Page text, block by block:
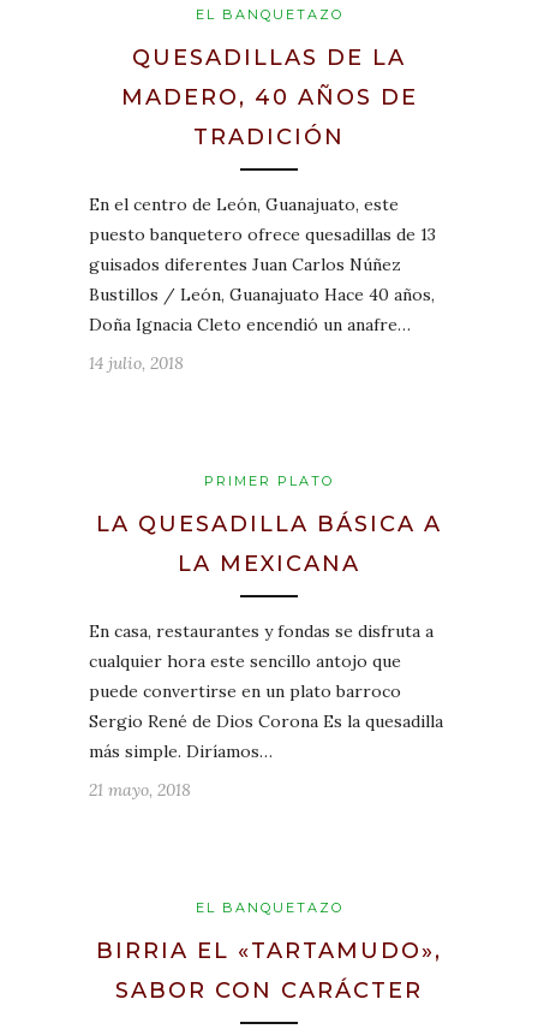
EL BANQUETAZO
QUESADILLAS DE LA
MADERO, 40 AÑOS DE
TRADICIÓN
En el centro de León, Guanajuato, este
puesto banquetero ofrece quesadillas de 13
guisados diferentes Juan Carlos Núñez
Bustillos / León, Guanajuato Hace 40 años,
Doña Ignacia Cleto encendió un anafre…
14 julio, 2018
PRIMER PLATO
LA QUESADILLA BÁSICA A
LA MEXICANA
En casa, restaurantes y fondas se disfruta a
cualquier hora este sencillo antojo que
puede convertirse en un plato barroco
Sergio René de Dios Corona Es la quesadilla
más simple. Diríamos…
21 mayo, 2018
EL BANQUETAZO
BIRRIA EL «TARTAMUDO»,
SABOR CON CARÁCTER